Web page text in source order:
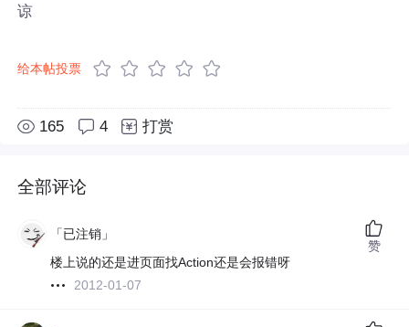
谅
给本帖投票
165 4 打赏
全部评论
「已注销」
楼上说的还是进页面找Action还是会报错呀
2012-01-07
赞